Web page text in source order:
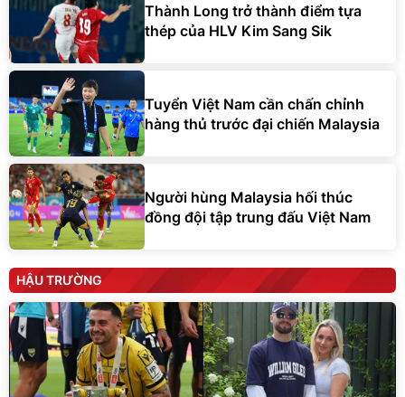
Thành Long trở thành điểm tựa
thép của HLV Kim Sang Sik
Tuyển Việt Nam cần chấn chỉnh
hàng thủ trước đại chiến Malaysia
Người hùng Malaysia hối thúc
đồng đội tập trung đấu Việt Nam
HẬU TRƯỜNG